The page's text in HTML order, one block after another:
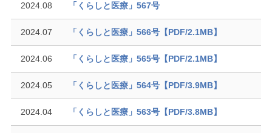
2024.08 「くらしと医療」567号
2024.07 「くらしと医療」566号【PDF/2.1MB】
2024.06 「くらしと医療」565号【PDF/2.1MB】
2024.05 「くらしと医療」564号【PDF/3.9MB】
2024.04 「くらしと医療」563号【PDF/3.8MB】